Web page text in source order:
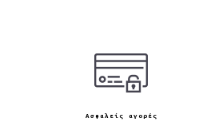
Ασφαλείς αγορές